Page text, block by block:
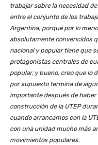
trabajar sobre la necesidad
entre el conjunto de los
Argentina, porque por lo
absolutamente convencidos
nacional y popular tiene que
protagonistas centrales de
popular, y bueno, creo que lo
por supuesto termina de
importante después de haber
construcción de la UTEP
cuando arrancamos con la
con una unidad mucho más
movimientos populares.